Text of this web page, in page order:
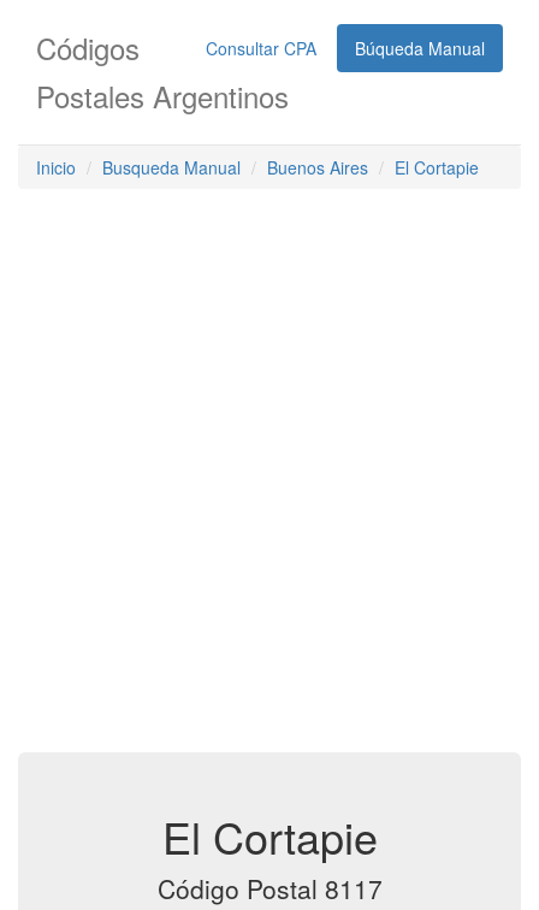
Consultar CPA Búqueda Manual
Códigos
Postales Argentinos
Inicio Busqueda Manual Buenos Aires El Cortapie
El Cortapie
Código Postal 8117